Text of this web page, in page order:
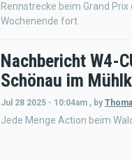
Rennstrecke beim Grand
Wochenende fort.
Nachbericht W4-
Schönau im
Jul 28 2025 - 10:04am , by
Jede Menge Action beim